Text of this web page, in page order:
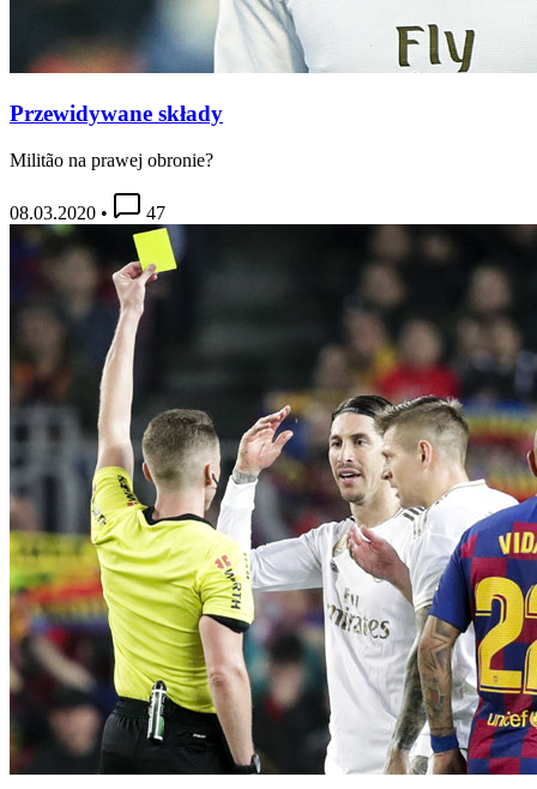
Przewidywane składy
Militão na prawej obronie?
08.03.2020 • 47